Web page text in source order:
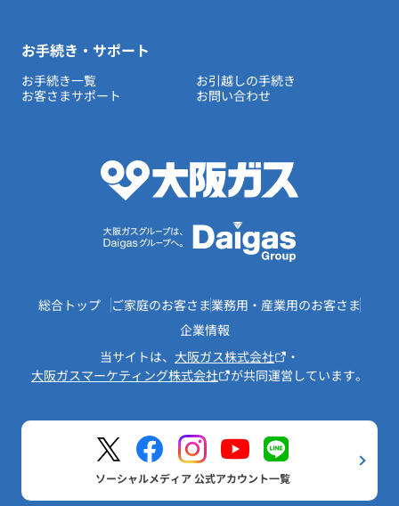
お手続き・サポート
お手続き一覧
お引越しの手続き
お客さまサポート
お問い合わせ
総合トップ ご家庭のお客さま業務用・産業用のお客さま
企業情報
当サイトは、 大阪ガス株式会社
・
大阪ガスマーケティング株式会社
が共同運営しています。
ソーシャルメディア 公式アカウント一覧